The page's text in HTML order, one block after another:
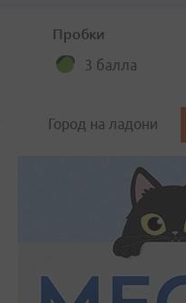
Пробки
3 балла
Город на ладони